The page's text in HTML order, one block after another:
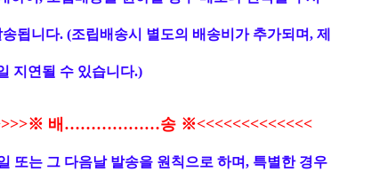
니다. (조립배송시 별도의 배송비가 추가되며, 제
연될 수 있습니다.)
배………………송 ※<<<<<<<<<<<<<
는 그 다음날 발송을 원칙으로 하며, 특별한 경우